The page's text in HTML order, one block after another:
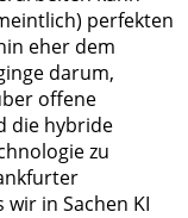
perfekten
eher dem
darum,
offene
die hybride
zu
wir in Sachen KI